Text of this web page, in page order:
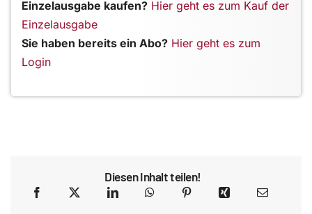
Einzelausgabe kaufen? Hier geht es zum Kauf der
Einzelausgabe
Sie haben bereits ein Abo? Hier geht es zum
Login
Diesen Inhalt teilen!